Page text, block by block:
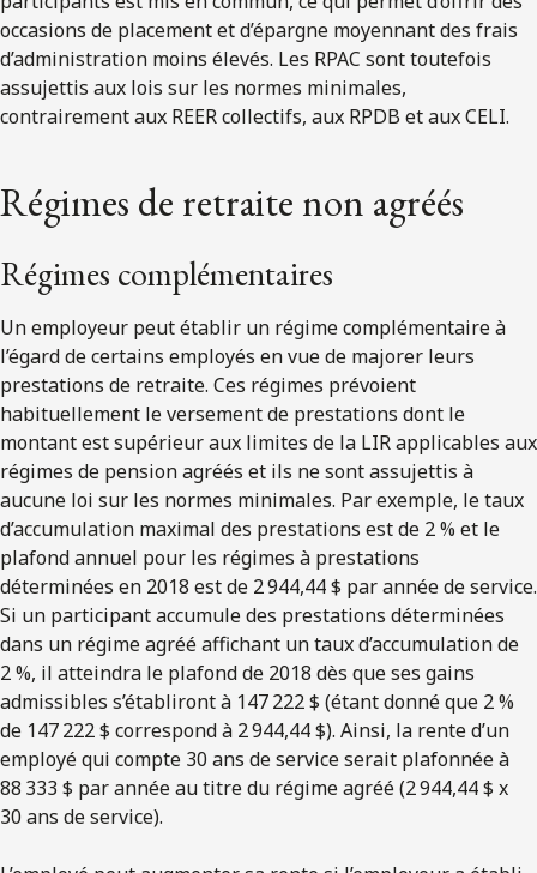
occasions de placement et d’épargne moyennant des frais
d’administration moins élevés. Les RPAC sont toutefois
assujettis aux lois sur les normes minimales,
contrairement aux REER collectifs, aux RPDB et aux CELI.
Régimes de retraite non agréés
Régimes complémentaires
Un employeur peut établir un régime complémentaire à
l’égard de certains employés en vue de majorer leurs
prestations de retraite. Ces régimes prévoient
habituellement le versement de prestations dont le
montant est supérieur aux limites de la LIR applicables aux
régimes de pension agréés et ils ne sont assujettis à
aucune loi sur les normes minimales. Par exemple, le taux
d’accumulation maximal des prestations est de 2 % et le
plafond annuel pour les régimes à prestations
déterminées en 2018 est de 2 944,44 $ par année de service.
Si un participant accumule des prestations déterminées
dans un régime agréé affichant un taux d’accumulation de
2 %, il atteindra le plafond de 2018 dès que ses gains
admissibles s’établiront à 147 222 $ (étant donné que 2 %
de 147 222 $ correspond à 2 944,44 $). Ainsi, la rente d’un
employé qui compte 30 ans de service serait plafonnée à
88 333 $ par année au titre du régime agréé (2 944,44 $ x
30 ans de service).